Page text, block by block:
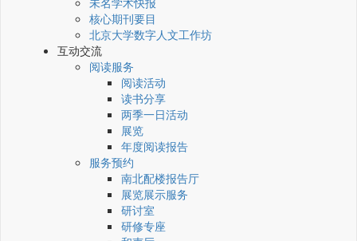
核心期刊要目
北京大学数字人文工作坊
互动交流
阅读服务
阅读活动
读书分享
两季一日活动
展览
年度阅读报告
服务预约
南北配楼报告厅
展览展示服务
研讨室
研修专座